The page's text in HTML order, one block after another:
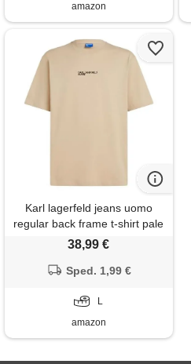
amazon
Karl lagerfeld jeans uomo
regular back frame t-shirt pale
khaki l
38,99 €
Sped. 1,99 €
L
amazon